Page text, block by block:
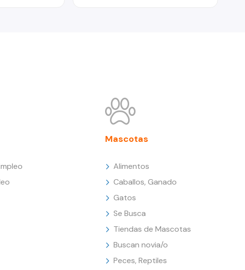
Mascotas
Alimentos
Caballos, Ganado
Gatos
Se Busca
Tiendas de Mascotas
Buscan novia/o
Peces, Reptiles